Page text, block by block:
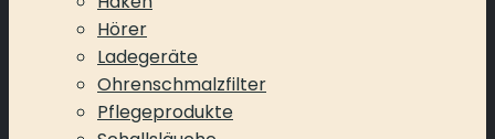
Hörer
Ladegeräte
Ohrenschmalzfilter
Pflegeprodukte